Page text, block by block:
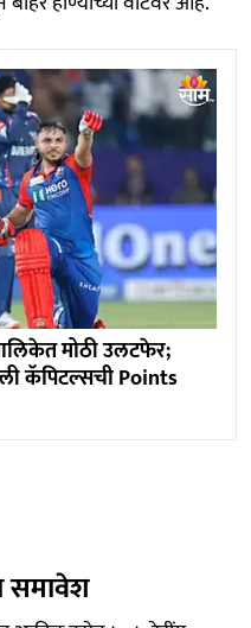
मोठी उलटफेर;
कॅपिटल्सची Points
समावेश